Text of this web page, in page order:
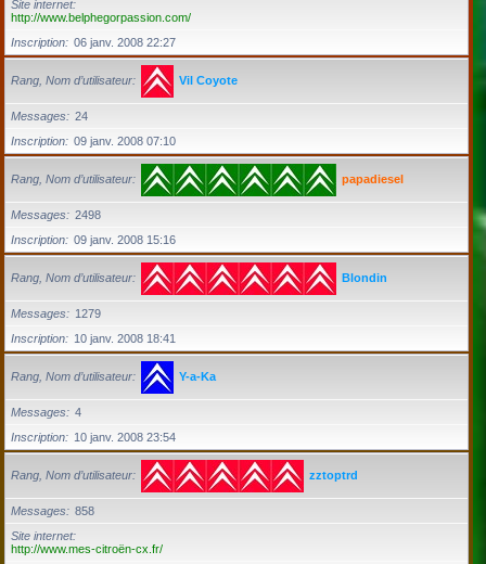
Site internet
http://www.belphegorpassion.com/
Inscription
06 janv. 2008 22:27
Rang, Nom d’utilisateur Vil Coyote
Messages
24
Inscription
09 janv. 2008 07:10
Rang, Nom d’utilisateur papadiesel
Messages
2498
Inscription
09 janv. 2008 15:16
Rang, Nom d’utilisateur Blondin
Messages
1279
Inscription
10 janv. 2008 18:41
Rang, Nom d’utilisateur Y-a-Ka
Messages
4
Inscription
10 janv. 2008 23:54
Rang, Nom d’utilisateur zztoptrd
Messages
858
Site internet
http://www.mes-citroën-cx.fr/